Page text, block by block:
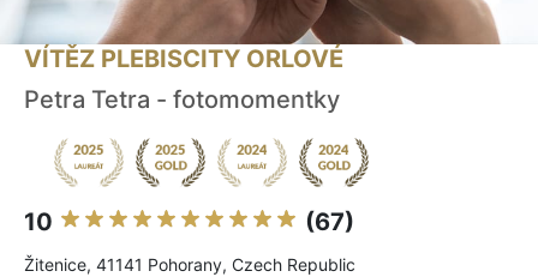
VÍTĚZ PLEBISCITY ORLOVÉ
Petra Tetra - fotomomentky
10 (67)
Žitenice, 41141 Pohorany, Czech Republic